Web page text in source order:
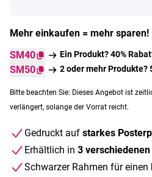
Mehr einkaufen = mehr sparen!
SM40
Ein Produkt? 40%
SM50 2 oder mehr Produkte?
Bitte beachten Sie: Dieses Angebot ist
verlängert, solange der Vorrat reicht.
Gedruckt auf starkes
Erhältlich in 3
Schwarzer Rahmen für einen